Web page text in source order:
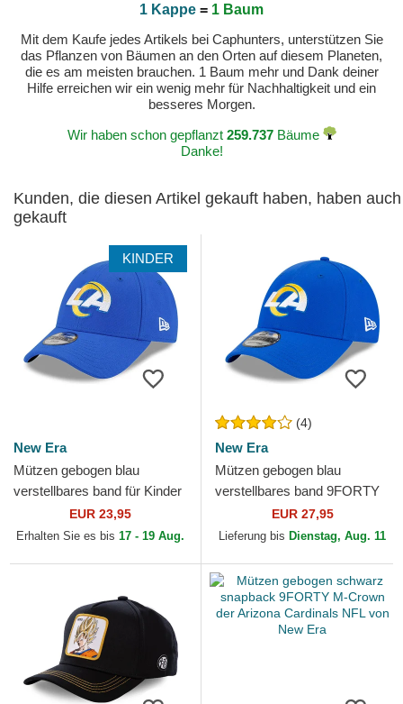
1 Kappe = 1 Baum
Mit dem Kaufe jedes Artikels bei Caphunters, unterstützen Sie
das Pflanzen von Bäumen an den Orten auf diesem Planeten,
die es am meisten brauchen. 1 Baum mehr und Dank deiner
Hilfe erreichen wir ein wenig mehr für Nachhaltigkeit und ein
besseres Morgen.
Wir haben schon gepflanzt 259.737Bäume
Danke!
Kunden, die diesen Artikel gekauft haben, haben auch
gekauft
KINDER
New Era
Mützen gebogen blau
verstellbares band für Kinder
9FORTY The League der Los
Angeles Rams NFL von...
EUR 23,95
Erhalten Sie es bis 17 - 19 Aug.
(4)
New Era
Mützen gebogen blau
verstellbares band 9FORTY
The League der Los Angeles
Rams NFL von New Era
EUR 27,95
Lieferung bis Dienstag, Aug. 11